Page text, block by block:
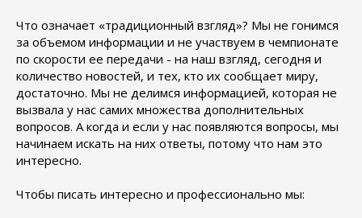
Что означает «традиционный взгляд»? Мы не гонимся
за объемом информации и не участвуем в чемпионате
по скорости ее передачи - на наш взгляд, сегодня и
количество новостей, и тех, кто их сообщает миру,
достаточно. Мы не делимся информацией, которая не
вызвала у нас самих множества дополнительных
вопросов. А когда и если у нас появляются вопросы, мы
начинаем искать на них ответы, потому что нам это
интересно.
Чтобы писать интересно и профессионально мы: